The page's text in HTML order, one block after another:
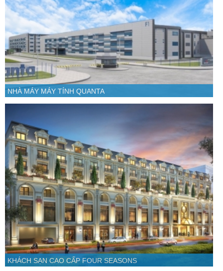
NHÀ MÁY MÁY TÍNH QUANTA
KHÁCH SẠN CAO CẤP FOUR SEASONS